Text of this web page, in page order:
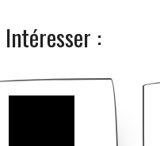
Intéresser :